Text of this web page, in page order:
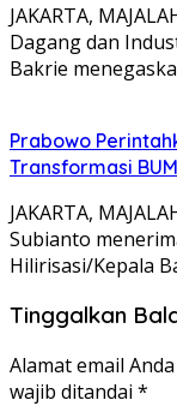
JAKARTA,
Dagang dan
Bakrie
Prabowo
Transformasi
JAKARTA,
Subianto
Hilirisasi/Kepala
Tinggalkan
Alamat email
wajib ditandai *